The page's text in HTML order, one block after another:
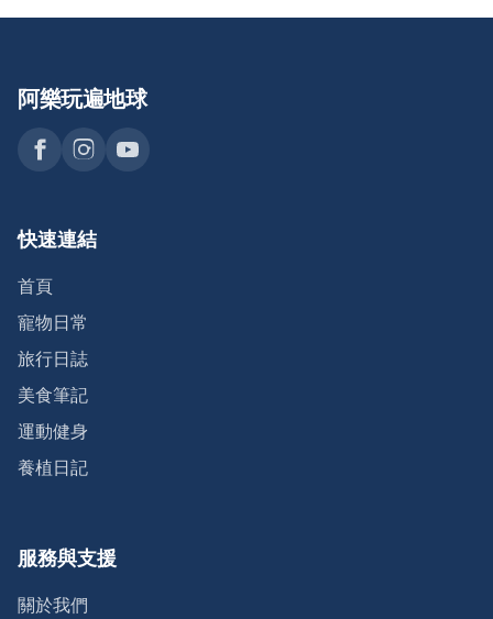
阿樂玩遍地球
快速連結
首頁
寵物日常
旅行日誌
美食筆記
運動健身
養植日記
服務與支援
關於我們